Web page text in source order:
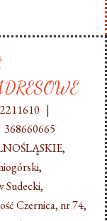
|
Sudecki,
Czernica, nr 74,